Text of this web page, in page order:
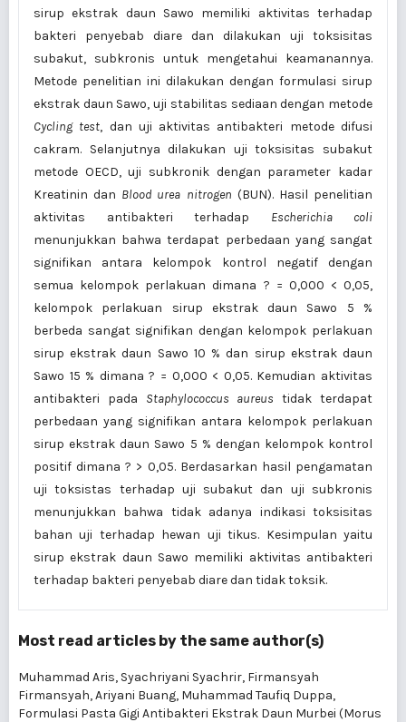
sirup ekstrak daun Sawo memiliki aktivitas terhadap
bakteri penyebab diare dan dilakukan uji toksisitas
subakut, subkronis untuk mengetahui keamanannya.
Metode penelitian ini dilakukan dengan formulasi sirup
ekstrak daun Sawo, uji stabilitas sediaan dengan metode
Cycling test, dan uji aktivitas antibakteri metode difusi
cakram. Selanjutnya dilakukan uji toksisitas subakut
metode OECD, uji subkronik dengan parameter kadar
Kreatinin dan Blood urea nitrogen (BUN). Hasil penelitian
aktivitas antibakteri terhadap Escherichia coli
menunjukkan bahwa terdapat perbedaan yang sangat
signifikan antara kelompok kontrol negatif dengan
semua kelompok perlakuan dimana ? = 0,000 < 0,05,
kelompok perlakuan sirup ekstrak daun Sawo 5 %
berbeda sangat signifikan dengan kelompok perlakuan
sirup ekstrak daun Sawo 10 % dan sirup ekstrak daun
Sawo 15 % dimana ? = 0,000 < 0,05. Kemudian aktivitas
antibakteri pada Staphylococcus aureus tidak terdapat
perbedaan yang signifikan antara kelompok perlakuan
sirup ekstrak daun Sawo 5 % dengan kelompok kontrol
positif dimana ? > 0,05. Berdasarkan hasil pengamatan
uji toksistas terhadap uji subakut dan uji subkronis
menunjukkan bahwa tidak adanya indikasi toksisitas
bahan uji terhadap hewan uji tikus. Kesimpulan yaitu
sirup ekstrak daun Sawo memiliki aktivitas antibakteri
terhadap bakteri penyebab diare dan tidak toksik.
Most read articles by the same author(s)
Muhammad Aris, Syachriyani Syachrir, Firmansyah
Firmansyah, Ariyani Buang, Muhammad Taufiq Duppa,
Formulasi Pasta Gigi Antibakteri Ekstrak Daun Murbei (Morus